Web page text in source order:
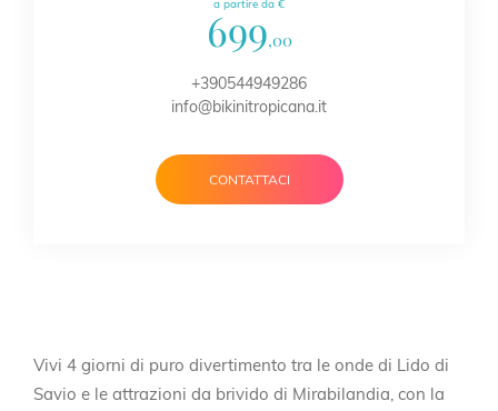
a partire da €
699,00
+390544949286
info@bikinitropicana.it
CONTATTACI
Vivi 4 giorni di puro divertimento tra le onde di Lido di
Savio e le attrazioni da brivido di Mirabilandia, con la